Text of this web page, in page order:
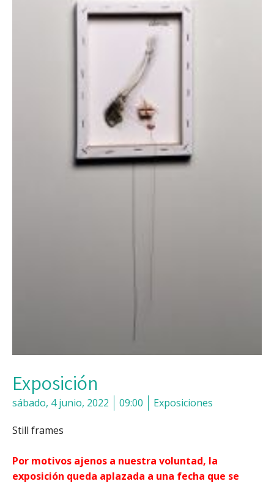
Exposición
sábado, 4 junio, 2022 09:00 Exposiciones
Still frames
Por motivos ajenos a nuestra voluntad, la
exposición queda aplazada a una fecha que se